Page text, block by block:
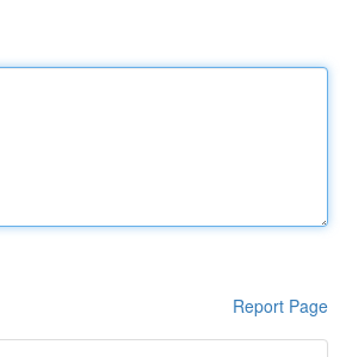
Report Page